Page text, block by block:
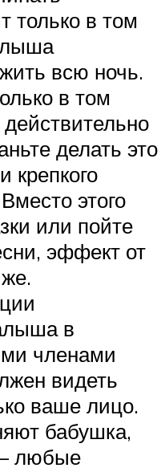
только в том
всю ночь.
в том
действительно
делать это
крепкого
этого
или пойте
эффект от
в
членами
видеть
ваше лицо.
бабушка,
любые